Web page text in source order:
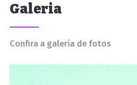
Galeria
Confira a galeria de fotos